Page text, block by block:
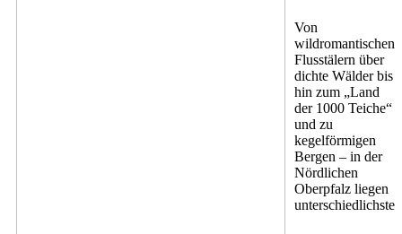
Von
wildromantischen
Flusstälern über
dichte Wälder bis
hin zum „Land
der 1000 Teiche“
und zu
kegelförmigen
Bergen – in der
Nördlichen
Oberpfalz liegen
unterschiedlichste